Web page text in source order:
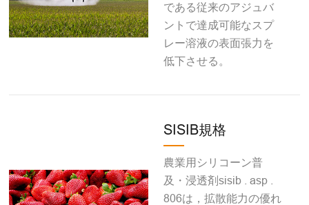
である従来のアジュバ
ントで達成可能なスプ
レー溶液の表面張力を
低下させる。
SISIB規格
農業用シリコーン普
及・浸透剤sisib . asp .
806は，拡散能力の優れ